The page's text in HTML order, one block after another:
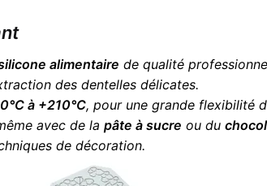
alimentaire de qualité
des dentelles délicates.
à +210°C, pour une grande flexibilité
avec de la pâte à sucre ou du
de décoration.